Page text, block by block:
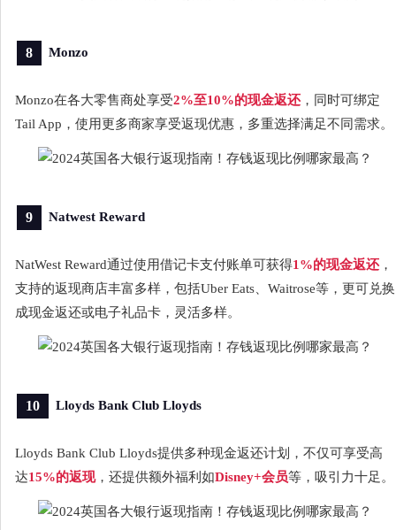
8 Monzo
Monzo在各大零售商处享受2%至10%的现金返还，同时可绑定
Tail App，使用更多商家享受返现优惠，多重选择满足不同需求。
9 Natwest Reward
NatWest Reward通过使用借记卡支付账单可获得1%的现金返还，
支持的返现商店丰富多样，包括Uber Eats、Waitrose等，更可兑换
成现金返还或电子礼品卡，灵活多样。
10 Lloyds Bank Club Lloyds
Lloyds Bank Club Lloyds提供多种现金返还计划，不仅可享受高
达15%的返现，还提供额外福利如Disney+会员等，吸引力十足。